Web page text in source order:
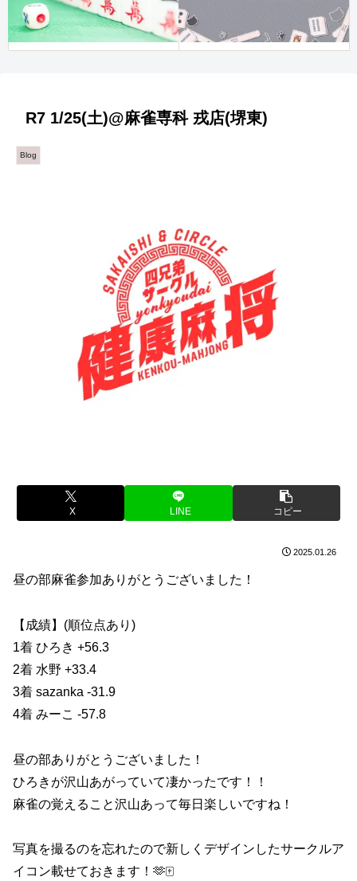
R7 1/25(土)@麻雀専科 戎店(堺東)
Blog
X LINE コピー
2025.01.26
昼の部麻雀参加ありがとうございました！
【成績】(順位点あり)
1着 ひろき +56.3
2着 水野 +33.4
3着 sazanka -31.9
4着 みーこ -57.8
昼の部ありがとうございました！
ひろきが沢山あがっていて凄かったです！！
麻雀の覚えること沢山あって毎日楽しいですね！
写真を撮るのを忘れたので新しくデザインしたサークルア
イコン載せておきます！🫶🀄️